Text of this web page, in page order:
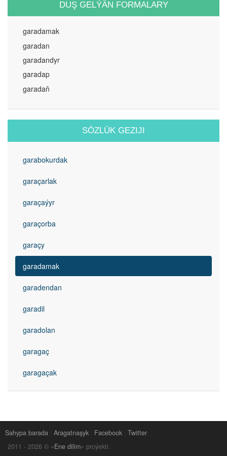
DUŞ GELÝÄN FORMALARY
garadamak
garadan
garadandyr
garadap
garadaň
SÖZLÜK GEZIJI
garabokurdak
garaçarlak
garaçaýyr
garaçorba
garaçy
garadamak
garadendan
garadil
garadolan
garagaç
garagaçak
Sahypa barada Aragatnaşyk Facebook
Twitter
2011 - 2026 © «Ene dilim» proýekti.